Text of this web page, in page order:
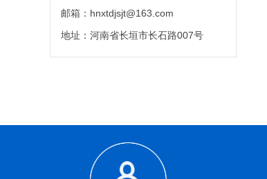
邮箱：hnxtdjsjt@163.com
地址：河南省长垣市长石路007号